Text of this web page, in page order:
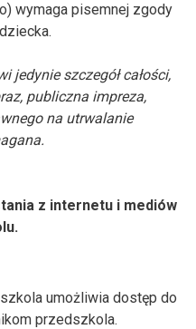
wymaga pisemnej zgody
jedynie szczegół całości,
publiczna impreza,
na utrwalanie
z internetu i mediów
umożliwia dostęp do
przedszkola.